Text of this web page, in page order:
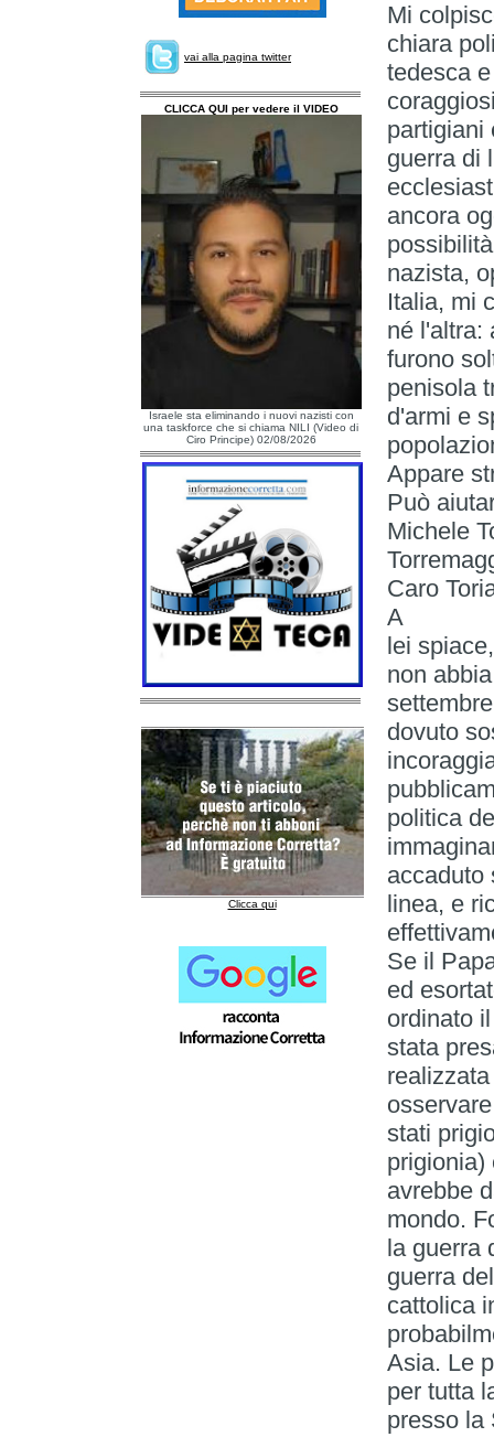
vai alla pagina twitter
CLICCA QUI per vedere il VIDEO
Israele sta eliminando i nuovi nazisti con
una taskforce che si chiama NILI (Video di
Ciro Principe) 02/08/2026
Clicca qui
Mi
chiara
tedesca
partigiani
guerra di
ancora
nazista,
Italia, mi
né l'altra:
furono
penisola
d'armi e
Appare
Può
Michele
Caro
A
lei
non
dovuto
politica
accaduto
linea, e
Se il
ed
ordinato
stata
stati
prigionia)
avrebbe
mondo.
la guerra
guerra
cattolica
Asia. Le
per tutta
presso la